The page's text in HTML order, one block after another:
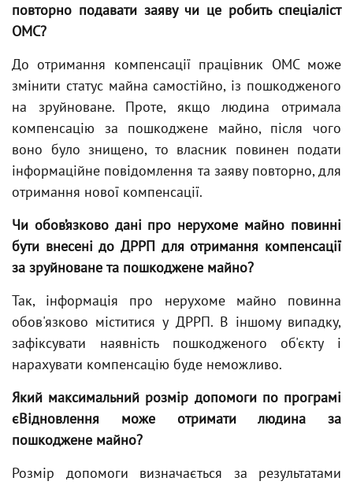
повторно подавати заяву чи це робить спеціаліст
ОМС?
До отримання компенсації працівник ОМС може
змінити статус майна самостійно, із пошкодженого
на зруйноване. Проте, якщо людина отримала
компенсацію за пошкоджене майно, після чого
воно було знищено, то власник повинен подати
інформаційне повідомлення та заяву повторно, для
отримання нової компенсації.
Чи обов’язково дані про нерухоме майно повинні
бути внесені до ДРРП для отримання компенсації
за зруйноване та пошкоджене майно?
Так, інформація про нерухоме майно повинна
обов'язково міститися у ДРРП. В іншому випадку,
зафіксувати наявність пошкодженого об'єкту і
нарахувати компенсацію буде неможливо.
Який максимальний розмір допомоги по програмі
єВідновлення може отримати людина за
пошкоджене майно?
Розмір допомоги визначається за результатами